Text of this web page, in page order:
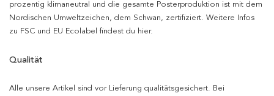
prozentig klimaneutral und die gesamte Posterproduktion ist mit dem
Nordischen Umweltzeichen, dem Schwan, zertifiziert. Weitere Infos
zu FSC und EU Ecolabel findest du hier.
Qualität
Alle unsere Artikel sind vor Lieferung qualitätsgesichert. Bei